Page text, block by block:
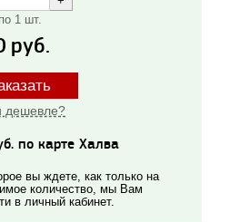
по 1 шт.
руб.
дешевле?
по карте Халва
вы ждете, как только на
количество, мы Вам
в личный кабинет.